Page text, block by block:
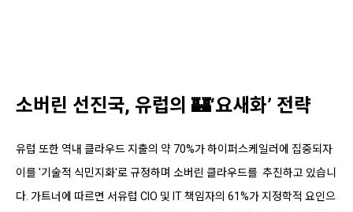
소버린 선진국, 유럽의 🏰‘요새화’ 전략
유럽 또한 역내 클라우드 지출의 약 70%가 하이퍼스케일러에 집중되자
이를 '기술적 식민지화'로 규정하며 소버린 클라우드를 추진하고 있습니
다. 가트너에 따르면 서유럽 CIO 및 IT 책임자의 61%가 지정학적 요인으